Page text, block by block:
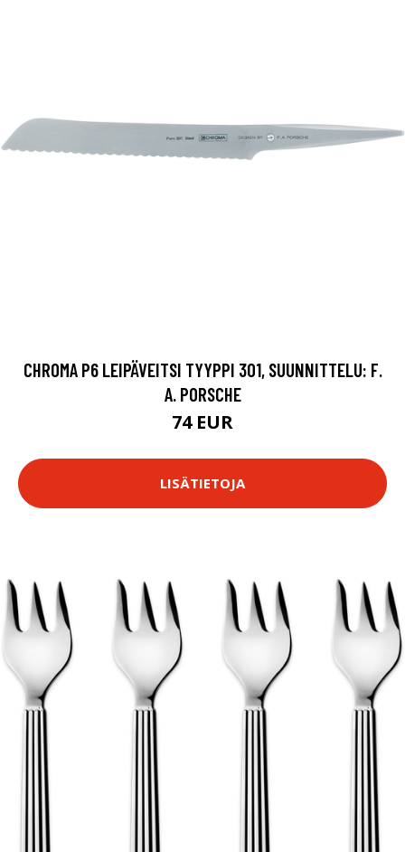
CHROMA P6 LEIPÄVEITSI TYYPPI 301, SUUNNITTELU: F.
A. PORSCHE
74 EUR
LISÄTIETOJA